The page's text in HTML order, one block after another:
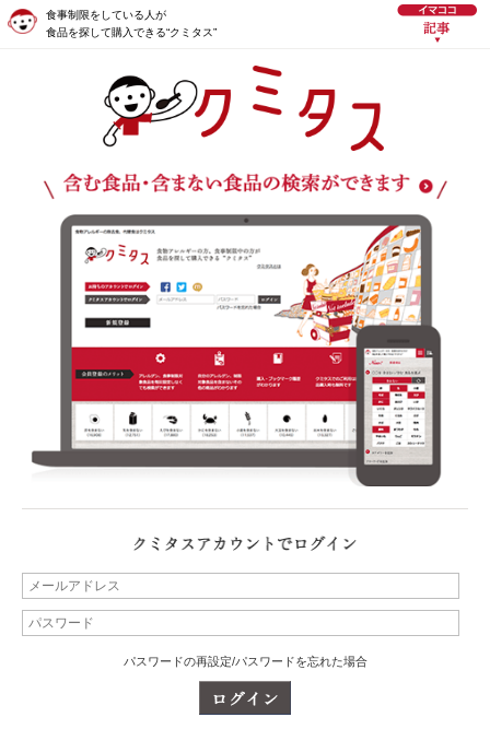
食事制限をしている人が
食品を探して購入できる“クミタス”
パスワードの再設定/パスワードを忘れた場合